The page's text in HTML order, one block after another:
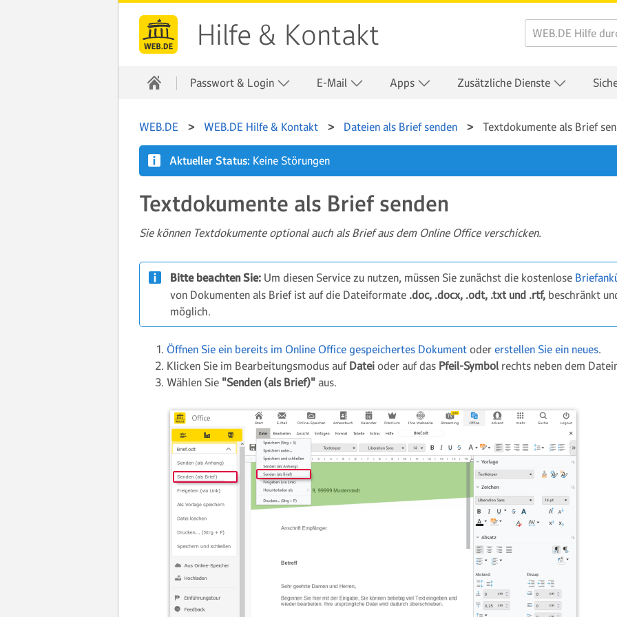
Hilfe & Kontakt
Passwort & Login E-Mail Apps Zusätzliche Dienste
WEB.DE WEB.DE Hilfe & Kontakt Dateien als Brief senden Textdokumente als Brief
Aktueller Status: Keine Störungen
Textdokumente als Brief senden
Sie können Textdokumente optional auch als Brief aus dem Online Office verschicken.
Bitte beachten Sie: Um diesen Service zu nutzen, müssen Sie zunächst die kostenlose
von Dokumenten als Brief ist auf die Dateiformate .doc, .docx, .odt, .txt und .rtf, beschränkt
möglich.
Öffnen Sie ein bereits im Online Office gespeichertes Dokument oder erstellen Sie ein neues.
Klicken Sie im Bearbeitungsmodus auf Datei oder auf das Pfeil-Symbol rechts neben dem
Wählen Sie "Senden (als Brief)" aus.